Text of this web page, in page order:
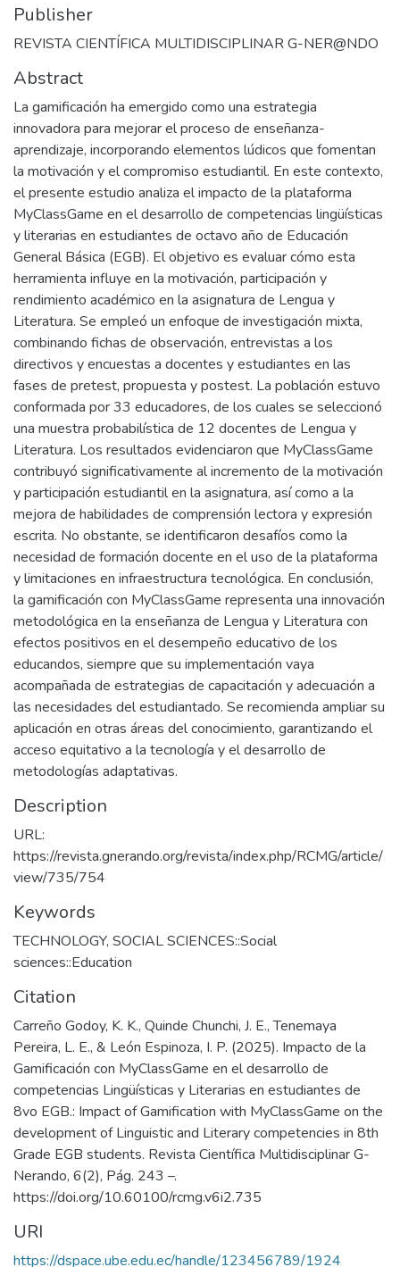
Publisher
REVISTA CIENTÍFICA MULTIDISCIPLINAR G-NER@NDO
Abstract
La gamificación ha emergido como una estrategia
innovadora para mejorar el proceso de enseñanza-
aprendizaje, incorporando elementos lúdicos que fomentan
la motivación y el compromiso estudiantil. En este contexto,
el presente estudio analiza el impacto de la plataforma
MyClassGame en el desarrollo de competencias lingüísticas
y literarias en estudiantes de octavo año de Educación
General Básica (EGB). El objetivo es evaluar cómo esta
herramienta influye en la motivación, participación y
rendimiento académico en la asignatura de Lengua y
Literatura. Se empleó un enfoque de investigación mixta,
combinando fichas de observación, entrevistas a los
directivos y encuestas a docentes y estudiantes en las
fases de pretest, propuesta y postest. La población estuvo
conformada por 33 educadores, de los cuales se seleccionó
una muestra probabilística de 12 docentes de Lengua y
Literatura. Los resultados evidenciaron que MyClassGame
contribuyó significativamente al incremento de la motivación
y participación estudiantil en la asignatura, así como a la
mejora de habilidades de comprensión lectora y expresión
escrita. No obstante, se identificaron desafíos como la
necesidad de formación docente en el uso de la plataforma
y limitaciones en infraestructura tecnológica. En conclusión,
la gamificación con MyClassGame representa una innovación
metodológica en la enseñanza de Lengua y Literatura con
efectos positivos en el desempeño educativo de los
educandos, siempre que su implementación vaya
acompañada de estrategias de capacitación y adecuación a
las necesidades del estudiantado. Se recomienda ampliar su
aplicación en otras áreas del conocimiento, garantizando el
acceso equitativo a la tecnología y el desarrollo de
metodologías adaptativas.
Description
URL:
https://revista.gnerando.org/revista/index.php/RCMG/article/
view/735/754
Keywords
TECHNOLOGY, SOCIAL SCIENCES::Social
sciences::Education
Citation
Carreño Godoy, K. K., Quinde Chunchi, J. E., Tenemaya
Pereira, L. E., & León Espinoza, I. P. (2025). Impacto de la
Gamificación con MyClassGame en el desarrollo de
competencias Lingüísticas y Literarias en estudiantes de
8vo EGB.: Impact of Gamification with MyClassGame on the
development of Linguistic and Literary competencies in 8th
Grade EGB students. Revista Científica Multidisciplinar G-
Nerando, 6(2), Pág. 243 –.
https://doi.org/10.60100/rcmg.v6i2.735
URI
https://dspace.ube.edu.ec/handle/123456789/1924